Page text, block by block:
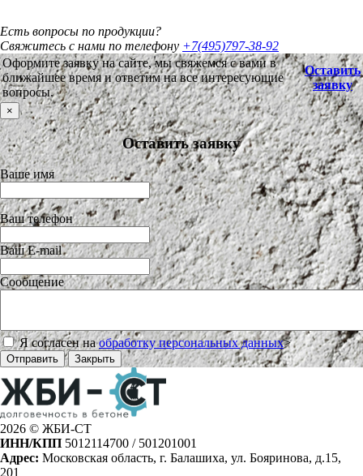
Есть вопросы по продукции?
Свяжитесь с нами по телефону +7(495)797-38-92
Оформите заявку на сайте, мы свяжемся с вами в
ближайшее время и ответим на все интересующие
вопросы.
Оставить
заявку
×
Оставить заявку
Ваше имя
Ваш телефон
Ваш E-mail
Сообщение
Я согласен наобработку персональных данных>
Отправить Закрыть
2026 © ЖБИ-СТ
ИНН/КПП 5012114700 / 501201001
Адрес: Московская область, г. Балашиха, ул. Бояринова, д.15,
201